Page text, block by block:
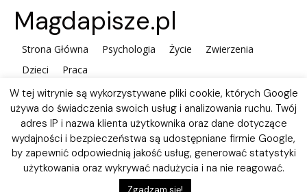
Magdapisze.pl
Strona Główna Psychologia Życie
Zwierzenia
Dzieci
Praca
W tej witrynie są wykorzystywane pliki cookie, których Google
używa do świadczenia swoich usług i analizowania ruchu. Twój
adres IP i nazwa klienta użytkownika oraz dane dotyczące
wydajności i bezpieczeństwa są udostępniane firmie Google,
by zapewnić odpowiednią jakość usług, generować statystyki
użytkowania oraz wykrywać nadużycia i na nie reagować.
Zgadzam się!